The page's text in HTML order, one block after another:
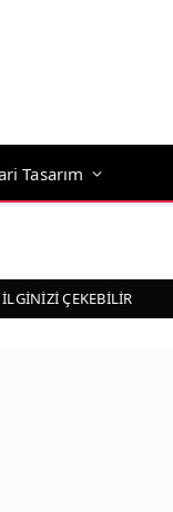
Tasarım
İLGINIZI ÇEKEBILIR